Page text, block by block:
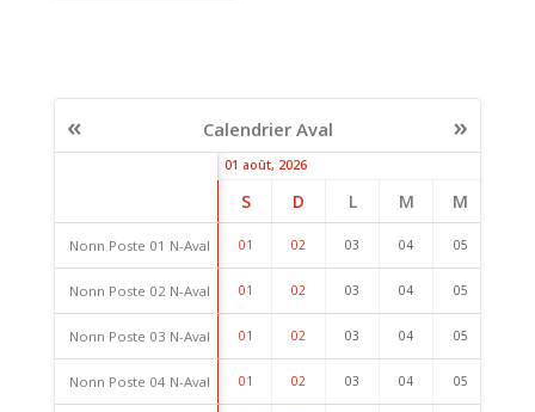
« Calendrier Aval »
Nonn Poste 01 N-Aval
Nonn Poste 02 N-Aval
Nonn Poste 03 N-Aval
Nonn Poste 04 N-Aval
01 août, 2026
S D L M M
01 02 03 04 05
01 02 03 04 05
01 02 03 04 05
01 02 03 04 05